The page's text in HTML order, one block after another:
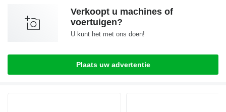
Verkoopt u machines of
voertuigen?
U kunt het met ons doen!
Plaats uw advertentie